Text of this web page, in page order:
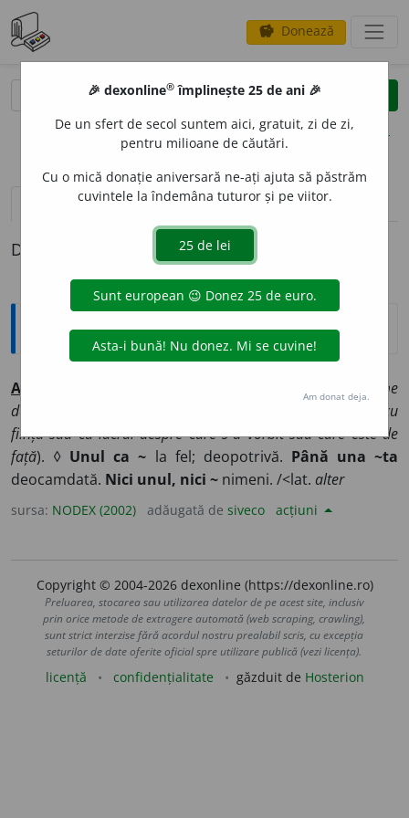
savings Donează
clear
opțiuni
definiții (1) pronunțievolume_up (50)
Definiția cu ID-ul 322622:
Explicative DEX
A
ține locul unui nume
de ființă sau de lucru care nu este aceeași sau același cu
ființa sau cu lucrul despre care s-a vorbit sau care este de
față). ◊ Unul ca ~ la fel; deopotrivă. Până una ~ta
deocamdată. Nici unul, nici ~ nimeni. /<lat. alter
sursa: NODEX (2002) adăugată de siveco acțiuni
Copyright © 2004-2026 dexonline (https://dexonline.ro)
Preluarea, stocarea sau utilizarea datelor de pe acest site, inclusiv
prin orice metode de extragere automată (web scraping, crawling),
sunt strict interzise fără acordul nostru prealabil scris, cu excepția
seturilor de date oferite oficial spre utilizare publică (vezi licența).
licență confidențialitate găzduit de Hosterion
🎉 dexonline® împlinește 25 de ani 🎉
De un sfert de secol suntem aici, gratuit, zi de zi,
pentru milioane de căutări.
Cu o mică donație aniversară ne-ați ajuta să păstrăm
cuvintele la îndemâna tuturor și pe viitor.
Am donat deja.